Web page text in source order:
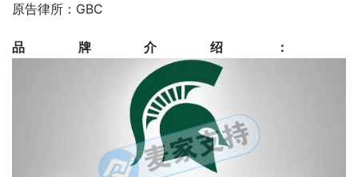
原告律所：GBC
品牌介绍：